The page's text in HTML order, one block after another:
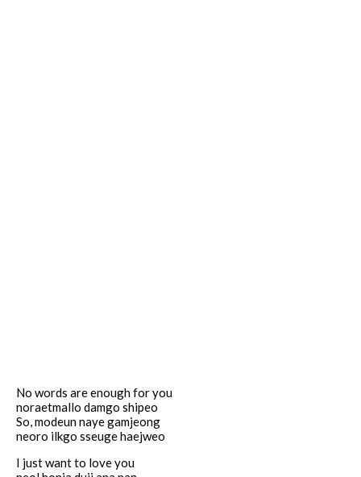
No words are enough for you
noraetmallo damgo shipeo
So, modeun naye gamjeong
neoro ilkgo sseuge haejweo
I just want to love you